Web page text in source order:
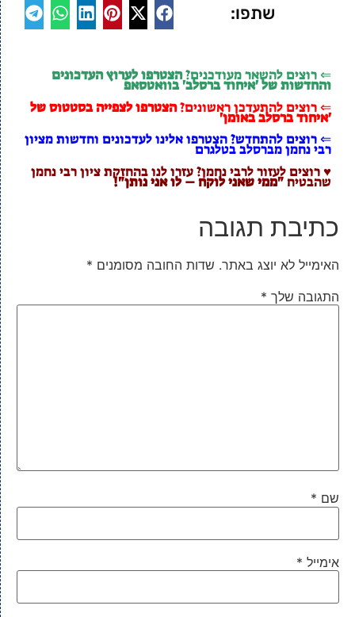
שתפו:
⇐ רוצים להשאר מעודכנים?הצטרפו לערוץ העדכונים
והחדשות של 'איחוד ברסלב' בוואטסאפ
⇐ רוצים להתעדכן ראשונים?הצטרפו לצפייה בסטטוס של
'איחוד ברסלב באומן'
⇐ רוצים להתחדש? הצטרפו אלינו לעדכונים וחדשות מציון
רבי נחמן מברסלב בטלגרם
♥ רוצים לעזור לרבי נחמן? עזרו לנו בהחזקת ציון רבי נחמן
שהבטיח"ממי שאני לוקח – לו אני נותן"!
כתיבת תגובה
האימייל לא יוצג באתר. שדות החובה מסומנים *
התגובה שלך *
שם *
אימייל *